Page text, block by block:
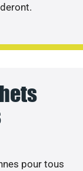
pour tous